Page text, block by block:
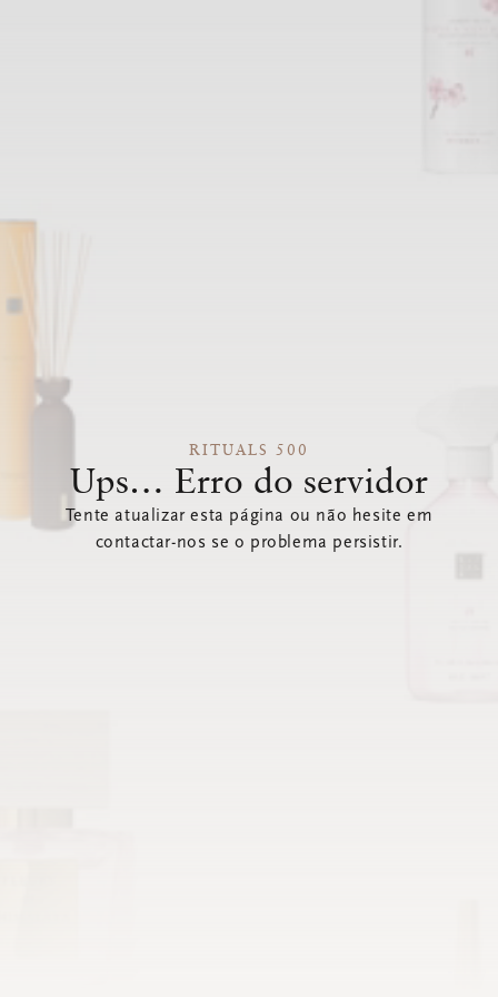
RITUALS 500
Ups… Erro do servidor
Tente atualizar esta página ou não hesite em
contactar-nos se o problema persistir.